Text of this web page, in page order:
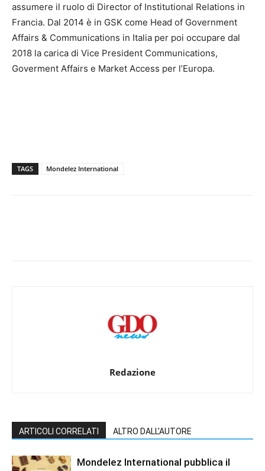
assumere il ruolo di Director of Institutional Relations in
Francia. Dal 2014 è in GSK come Head of Government
Affairs & Communications in Italia per poi occupare dal
2018 la carica di Vice President Communications,
Goverment Affairs e Market Access per l’Europa.
TAGS Mondelez International
Redazione
ARTICOLI CORRELATI ALTRO DALL'AUTORE
Mondelez International pubblica il